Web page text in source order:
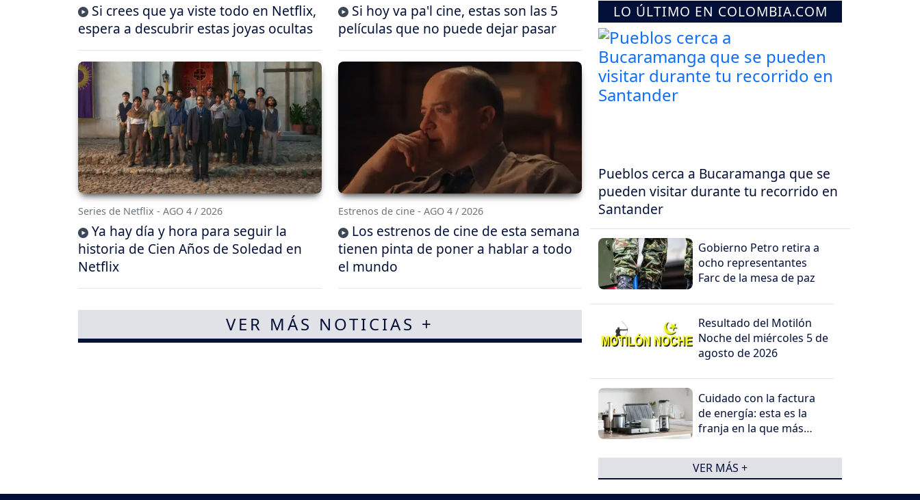
Si crees que ya viste todo en Netflix,
espera a descubrir estas joyas ocultas
Si hoy va pa'l cine, estas son las 5
películas que no puede dejar pasar
Series de Netflix - AGO 4 / 2026
Ya hay día y hora para seguir la
historia de Cien Años de Soledad en
Netflix
Estrenos de cine - AGO 4 / 2026
Los estrenos de cine de esta semana
tienen pinta de poner a hablar a todo
el mundo
VER MÁS NOTICIAS +
LO ÚLTIMO EN COLOMBIA.COM
Pueblos cerca a Bucaramanga que se
pueden visitar durante tu recorrido en
Santander
Gobierno Petro retira a
ocho representantes
Farc de la mesa de paz
Resultado del Motilón
Noche del miércoles 5 de
agosto de 2026
Cuidado con la factura
de energía: esta es la
franja en la que más
electricidad
VER MÁS +